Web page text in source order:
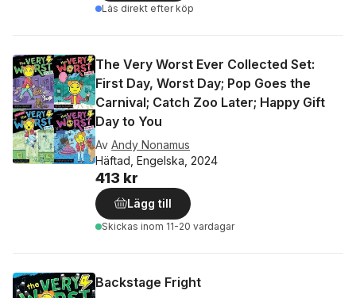
Läs direkt efter köp
The Very Worst Ever Collected Set:
First Day, Worst Day; Pop Goes the
Carnival; Catch Zoo Later; Happy Gift
Day to You
Av Andy Nonamus
Häftad, Engelska, 2024
413 kr
Lägg till
Skickas inom 11-20 vardagar
Backstage Fright